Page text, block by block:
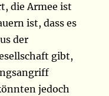
die Armee ist
ist, dass es
der
gibt,
jedoch